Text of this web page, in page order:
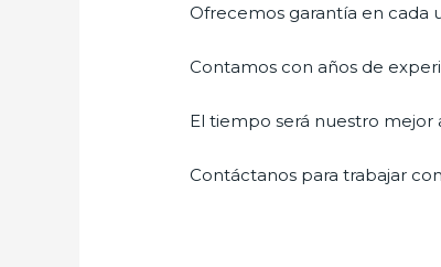
Ofrecemos garantía en cada
Contamos con años de
El tiempo será nuestro mejor
Contáctanos para trabajar